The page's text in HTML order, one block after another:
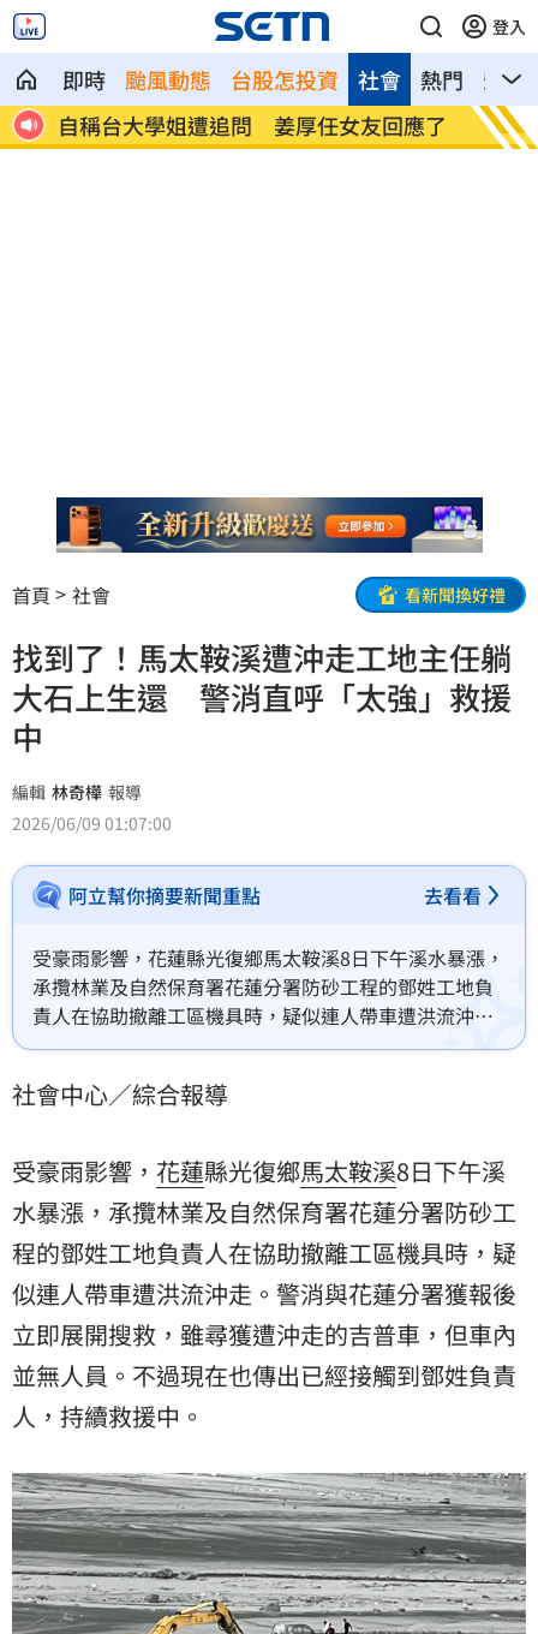
登入
即時 颱風動態 台股怎投資 熱門 影音
社會
動
自稱台大學姐遭追問 姜厚任女友回應了 聽一
首頁 社會 看新聞換好禮
找到了！馬太鞍溪遭沖走工地主任躺
大石上生還 警消直呼「太強」救援
中
編輯 林奇樺 報導
2026/06/09 01:07:00
阿立幫你摘要新聞重點 去看看
受豪雨影響，花蓮縣光復鄉馬太鞍溪8日下午溪水暴漲，
承攬林業及自然保育署花蓮分署防砂工程的鄧姓工地負
責人在協助撤離工區機具時，疑似連人帶車遭洪流沖
走。警消與花蓮分署獲報後立即展開搜救，晚間尋獲遭
接觸到鄧姓負責人，持續救援中。
社會中心／綜合報導
受豪雨影響， 花蓮縣光復鄉馬太鞍溪8日下午溪
水暴漲，承攬林業及自然保育署花蓮分署防砂工
程的鄧姓工地負責人在協助撤離工區機具時，疑
似連人帶車遭洪流沖走。警消與花蓮分署獲報後
立即展開搜救，雖尋獲遭沖走的吉普車，但車內
並無人員。不過現在也傳出已經接觸到鄧姓負責
人，持續救援中。